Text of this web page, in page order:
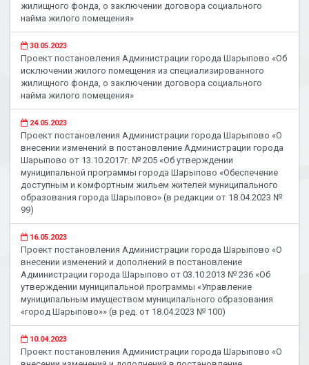
жилищного фонда, о заключении договора социального
найма жилого помещения»
30.05.2023
Проект постановления Администрации города Шарыпово «Об
исключении жилого помещения из специализированного
жилищного фонда, о заключении договора социального
найма жилого помещения»
24.05.2023
Проект постановления Администрации города Шарыпово «О
внесении изменений в постановление Администрации города
Шарыпово от 13.10.2017г. № 205 «Об утверждении
муниципальной программы города Шарыпово «Обеспечение
доступным и комфортным жильем жителей муниципального
образования города Шарыпово» (в редакции от 18.04.2023 №
99)
16.05.2023
Проект постановления Администрации города Шарыпово «О
внесении изменений и дополнений в постановление
Администрации города Шарыпово от 03.10.2013 № 236 «Об
утверждении муниципальной программы «Управление
муниципальным имуществом муниципального образования
«город Шарыпово»» (в ред. от 18.04.2023 № 100)
10.04.2023
Проект постановления Администрации города Шарыпово «О